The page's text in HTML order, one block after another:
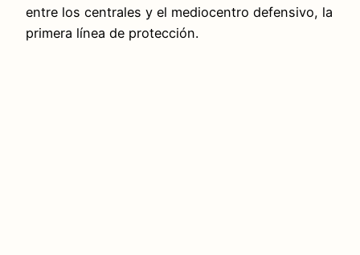
entre los centrales y el mediocentro defensivo, la
primera línea de protección.